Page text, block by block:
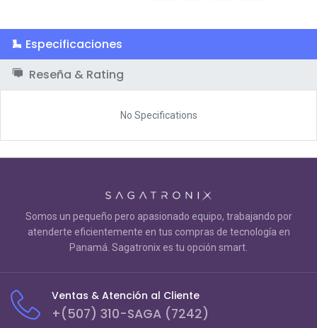
Especificaciones
Reseña & Rating
No Specifications
Somos un pequeño pero apasionado equipo, trabajando por
atenderte eficientemente en tus compras de tecnología en
Panamá. Sagatronix es tu opción smart.
Ventas & Atención al Cliente
+(507) 310-SAGA (7242)